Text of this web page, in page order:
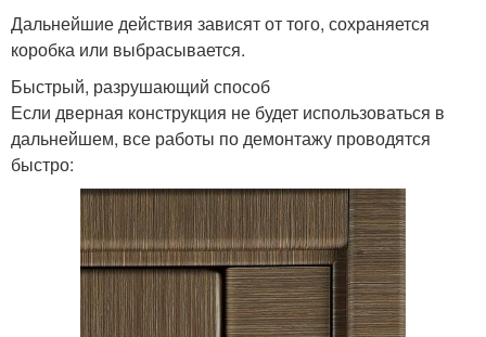
Дальнейшие действия зависят от того, сохраняется
коробка или выбрасывается.
Быстрый, разрушающий способ
Если дверная конструкция не будет использоваться в
дальнейшем, все работы по демонтажу проводятся
быстро: